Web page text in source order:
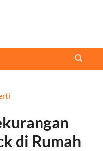
di Rumah